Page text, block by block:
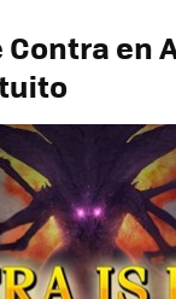
Contra en